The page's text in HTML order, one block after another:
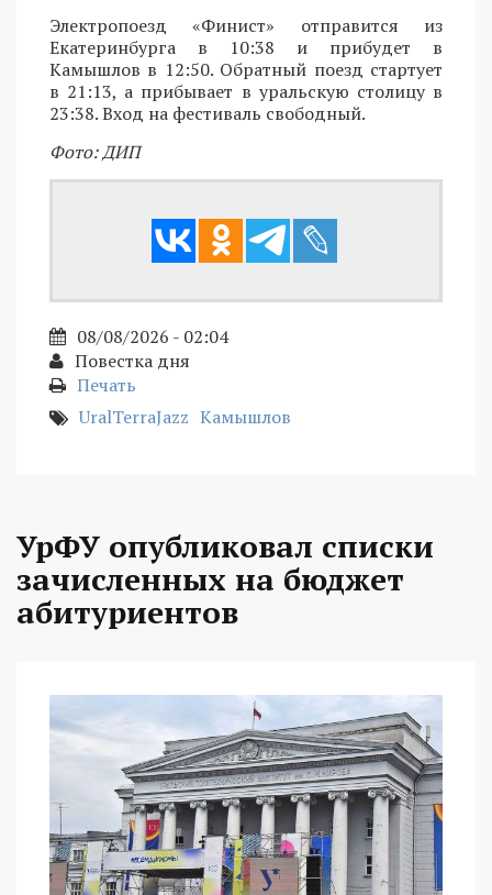
Электропоезд «Финист» отправится из
Екатеринбурга в 10:38 и прибудет в
Камышлов в 12:50. Обратный поезд стартует
в 21:13, а прибывает в уральскую столицу в
23:38. Вход на фестиваль свободный.
Фото: ДИП
08/08/2026 - 02:04
Повестка дня
Печать
UralTerraJazz Камышлов
УрФУ опубликовал списки
зачисленных на бюджет
абитуриентов